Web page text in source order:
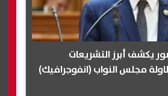
يكشف أبرز التشريعات
مجلس النواب (انفوجرافيك)